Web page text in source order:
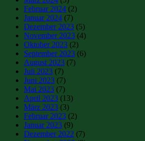
Februar 2024 (2)
Januar 2024 (7)
Dezember 2023 (5)
November 2023 (4)
Oktober 2023 (2)
September 2023 (6)
August 2023 (7)
Juli 2023 (7)
Juni 2023 (7)
Mai 2023 (7)
April 2023 (13)
März 2023 (3)
Februar 2023 (2)
Januar 2023 (9)
Dezember 2022 (7)